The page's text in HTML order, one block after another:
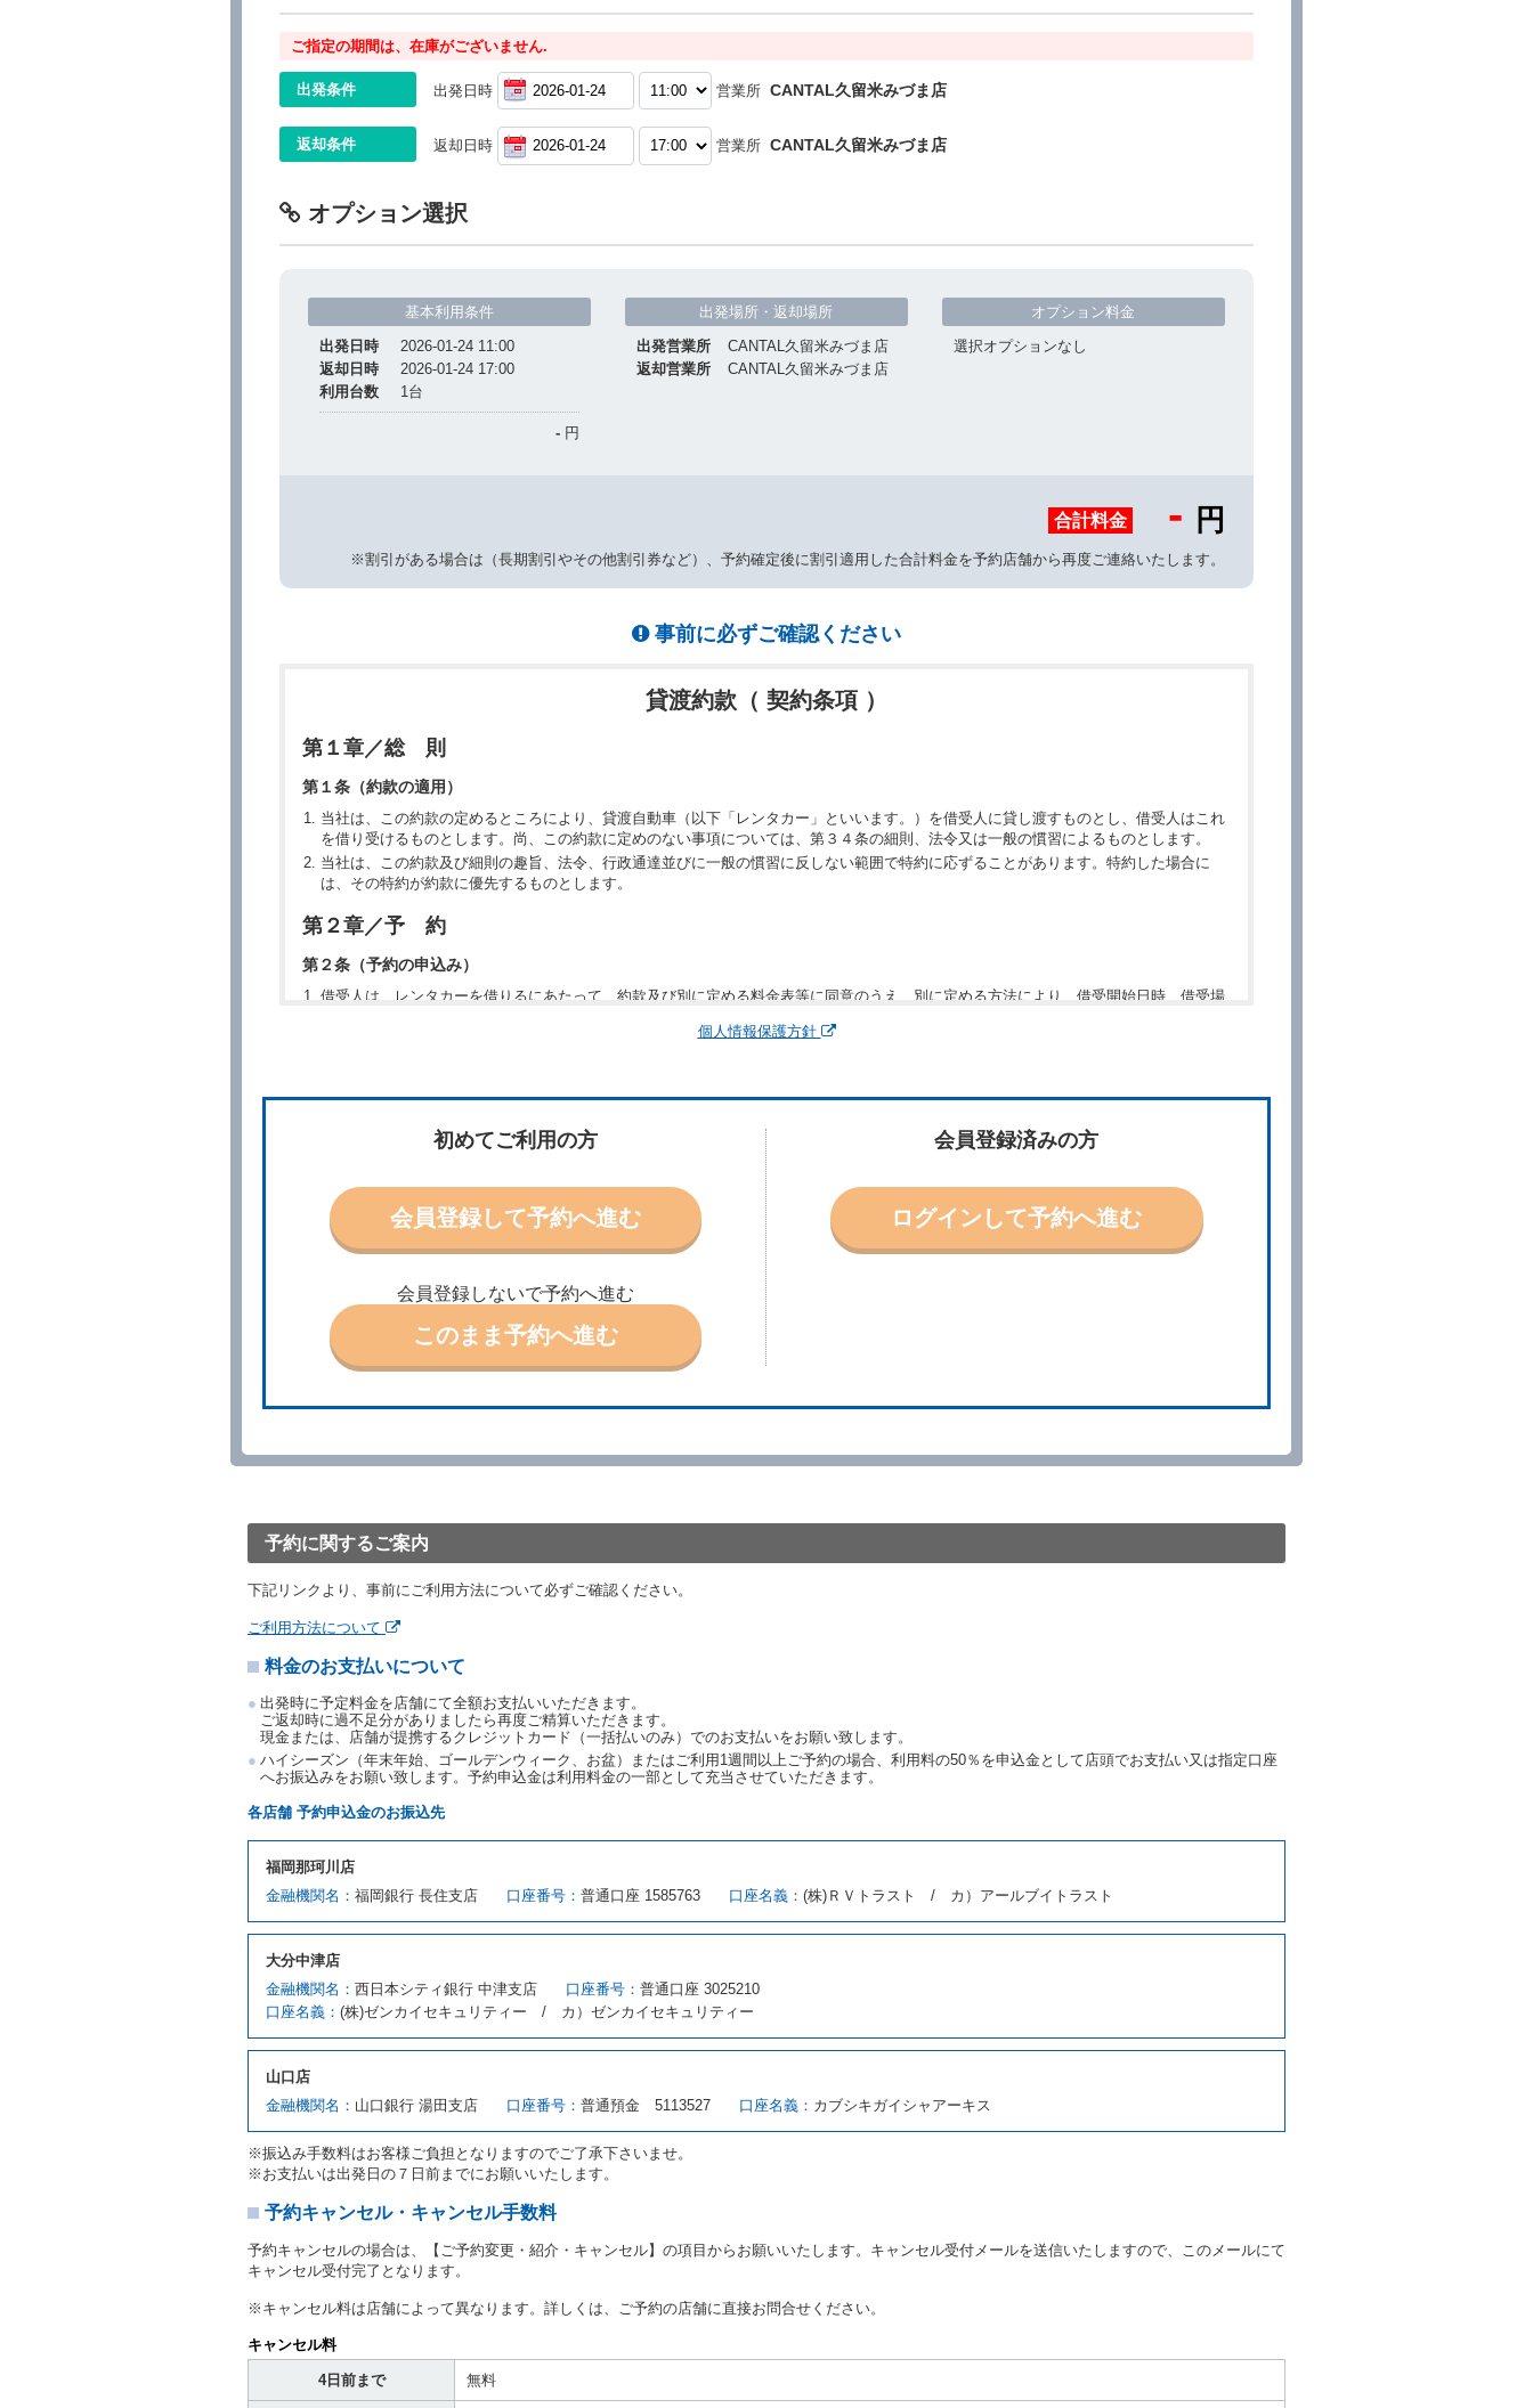
ご指定の期間は、在庫がございません.
出発条件 出発日時 営業所 CANTAL久留米みづま店
返却条件 返却日時 営業所 CANTAL久留米みづま店
オプション選択
基本利用条件
出発日時
2026-01-24 11:00
返却日時
2026-01-24 17:00
利用台数
1 台
- 円
出発場所・返却場所
出発営業所
CANTAL久留米みづま店
返却営業所
CANTAL久留米みづま店
オプション料金
選択オプションなし
合計料金 - 円
※割引がある場合は（長期割引やその他割引券など）、予約確定後に割引適用した合計料金を予約店舗から再度ご連絡いたします。
事前に必ずご確認ください
貸渡約款（ 契約条項 ）
第１章／総 則
第１条（約款の適用）
当社は、この約款の定めるところにより、貸渡自動車（以下「レンタカー」といいます。）を借受人に貸し渡すものとし、借受人はこれ
を借り受けるものとします。尚、この約款に定めのない事項については、第３４条の細則、法令又は一般の慣習によるものとします。
当社は、この約款及び細則の趣旨、法令、行政通達並びに一般の慣習に反しない範囲で特約に応ずることがあります。特約した場合に
は、その特約が約款に優先するものとします。
第２章／予 約
第２条（予約の申込み）
借受人は、レンタカーを借りるにあたって、約款及び別に定める料金表等に同意のうえ、別に定める方法により、借受開始日時、借受場
予約の申込みを行うことができます。なお、当社は、電話連絡並びに電子メールによる予約に応じますが、予約内容と実際に相違があっ
場合、借受人は、当社が特に認める場合を除き、別に定める予約申込金を支払うものとします。
第３条（予約の変更）
借受人は、前条第１項の借受条件を変更しようとするときは、あらかじめ当社の承諾を受けなければならないものとします。
第４条（予約の取消し等）
借受人は、別に定める方法により予約を取り消すことができます。
借受人が、借受人の都合により予約した借受開始時刻を１時間以上経過してもレンタカー貸渡契約（以下「貸渡契約」といいます。）締
結手続きに着手しなかったときは、予約が取り消されたものとします。
前２項の場合、借受人は、別に定めるところにより予約取消手数料を当社に支払うものとし、当社は、この予約取消手数料の支払いがあ
ったときは、受領済の予約申込金を借受人に返還するものとします。
当社の都合により、予約が取り消されたとき、又は貸渡契約が締結されなかったときは、当社は受領済の予約申込金を返還するものとし
ます。
きは、予約は取り消されたものとします。この場合、当社は受領済の予約申込金を返還するものとします。
当社は、借受人から予約のあった車種クラスのレンタカーを貸し渡すことができないときは、予約と異なる車種クラスのレンタカー（以
渡すものとします。なお、代替レンタカーの貸渡料金が予約された車種クラスの貸渡料金より高くなるときは、予約した車種クラスの貸
渡料金によるものとし、予約された車種クラスの貸渡料金より低くなるときは、当該代替レンタカーの車種クラスの貸渡料金によるもの
借受人は、第１項の代替レンタカーの貸渡しの申入れを拒絶し、予約を取り消すことができるものとします。
前項の場合、第１項の貸渡しをすることができない原因が、当社の責に帰する事由によるときには第４条第４項の予約の取消しとして取
第３項の場合、第１項の貸渡しをすることができない原因が、当社の責に帰さない事由による時には第４条第５項の予約の取消しとして
第６条（免責）
当社及び借受人は、予約が取り消され、又は貸渡契約が締結されなかったことについて、第４条及び第５条に定める場合を除き、相互に
何らの請求をしないものとします。
第３章／貸 渡 し
ます。ただし、貸し渡すことができるレンタカーがない場合又は借受人若しくは運転者が第８条第１項若しくは第２項各号のいずれかに
該当する場合を除きます。
運転者は、貸渡契約の締結にあたり、約款及び細則で運転者の義務と定められた事項を遵守するものとします。
当社は、監督官庁の基本通達（注１）に基づき、貸渡簿(貸渡原票)及び第１３条第１項に規定する貸渡証に運転者の氏名、住所、運転免
許の種類及び運転免許証（注２）の番号を記載し、又は運転者の運転免許証の写しを添付するため、貸渡契約の締結にあたり、借受人に
対し、借受人の指定する運転者（以下「運転者」といいます。）の運転免許証の提示を求めるほか、その写しの提出を求めることがあり
ます。この場合、借受人は、自己が運転者であるときは自己の運転免許証を提示し、借受人と運転者が異なるときはその運転者の運転免
注１）監督官庁の基本通達とは、国土交通省自動車交通局長通達「レンタカーに関する基本通達」（自旅第138号 平成7年6月13日）の
２．(10)及び(11)のことをいいます。
転免許証をいいます。
当社は、貸渡契約の締結にあたり、借受人及び運転者に対し、運転免許証のほかに本人確認ができる書類の提示を求め、及び提出された
書類の写しをとることがあります。
当社は、貸渡契約の締結にあたり、借受期間中に借受人及び運転者と連絡するための携帯電話番号等の告知を求めます。
当社は、貸渡契約の締結にあたり、借受人に対し、クレジットカード若しくは現金による支払いを求め、又はその他の支払方法を指定す
ることがあります。
当社は、借受人又は運転者が前3項に従わない場合は、貸渡契約の締結を拒絶するとともに、予約を取消すことができるものとします。
なお、この場合の予約申込金等の扱いについては、第4条第5項を適用するものとします。
第８条（貸渡契約の締結の拒絶）
借受人（運転者）が次の各号のいずれかに該当するときは、貸渡契約を締結することができないものとします。
個人情報保護方針
初めてご利用の方
会員登録して予約へ進む
会員登録しないで予約へ進む
このまま予約へ進む
会員登録済みの方
ログインして予約へ進む
予約に関するご案内
下記リンクより、事前にご利用方法について必ずご確認ください。
ご利用方法について
料金のお支払いについて
出発時に予定料金を店舗にて全額お支払いいただきます。
ご返却時に過不足分がありましたら再度ご精算いただきます。
現金または、店舗が提携するクレジットカード（一括払いのみ）でのお支払いをお願い致します。
ハイシーズン（年末年始、ゴールデンウィーク、お盆）またはご利用1週間以上ご予約の場合、利用料の50％を申込金として店頭でお支払い又は指定口座
へお振込みをお願い致します。予約申込金は利用料金の一部として充当させていただきます。
各店舗 予約申込金のお振込先
福岡那珂川店
金融機関名： 福岡銀行 長住支店 口座番号： 普通口座 1585763 口座名義： (株)ＲＶトラスト / カ）アールブイトラスト
大分中津店
金融機関名： 西日本シティ銀行 中津支店 口座番号： 普通口座 3025210
口座名義： (株)ゼンカイセキュリティー / カ）ゼンカイセキュリティー
山口店
金融機関名： 山口銀行 湯田支店 口座番号： 普通預金 5113527 口座名義： カブシキガイシャアーキス
※振込み手数料はお客様ご負担となりますのでご了承下さいませ。
※お支払いは出発日の７日前までにお願いいたします。
予約キャンセル・キャンセル手数料
予約キャンセルの場合は、【ご予約変更・紹介・キャンセル】の項目からお願いいたします。キャンセル受付メールを送信いたしますので、このメールにて
キャンセル受付完了となります。
※キャンセル料は店舗によって異なります。詳しくは、ご予約の店舗に直接お問合せください。
キャンセル料
4日前まで 無料